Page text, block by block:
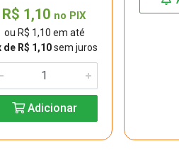
R$ 1,10 no PIX
ou R$ 1,10 em até
de R$ 1,10sem juros
Adicionar